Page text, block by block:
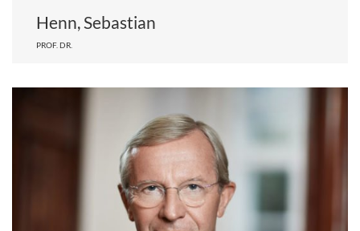
Henn, Sebastian
PROF. DR.